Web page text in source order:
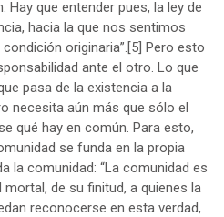
que entender pues, la ley de
hacia la que nos sentimos
originaria”.[5] Pero esto
ante el otro. Lo que
pasa de la existencia a la
necesita aún más que sólo el
qué hay en común. Para esto,
se funda en la propia
la comunidad: “La comunidad es
de su finitud, a quienes la
reconocerse en esta verdad,